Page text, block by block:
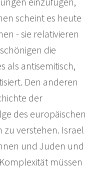
scheint es heute
- sie relativieren
die
als antisemitisch,
Den anderen
der
des europäischen
zu verstehen. Israel
und Juden und
müssen